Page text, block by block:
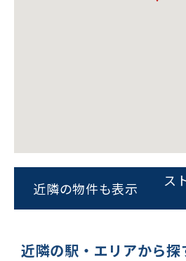
ビルコード：
をお伝えいただ
スムーズにご案内で
平日 9:00〜
近隣の物件も表示
ス
近隣の駅・エリアから探